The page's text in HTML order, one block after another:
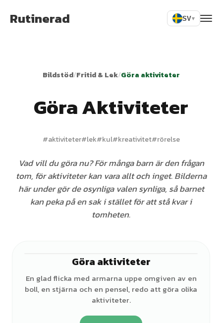
Rutinerad SV▾
Bildstöd/Fritid & Lek/Göra aktiviteter
Göra Aktiviteter
#aktiviteter#lek#kul#kreativitet#rörelse
Vad vill du göra nu? För många barn är den frågan
tom, för aktiviteter kan vara allt och inget. Bilderna
här under gör de osynliga valen synliga, så barnet
kan peka på en sak i stället för att stå kvar i
tomheten.
Göra aktiviteter
En glad flicka med armarna uppe omgiven av en
boll, en stjärna och en pensel, redo att göra olika
aktiviteter.